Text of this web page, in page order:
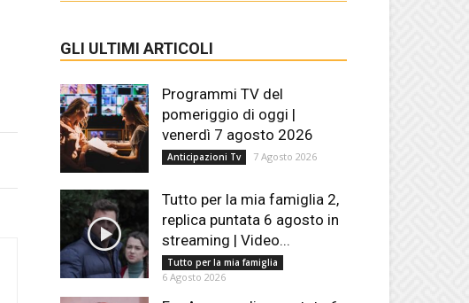
GLI ULTIMI ARTICOLI
Programmi TV del
pomeriggio di oggi |
venerdì 7 agosto 2026
Anticipazioni Tv 7 Agosto 2026
Tutto per la mia famiglia 2,
replica puntata 6 agosto in
streaming | Video...
Tutto per la mia famiglia
6 Agosto 2026